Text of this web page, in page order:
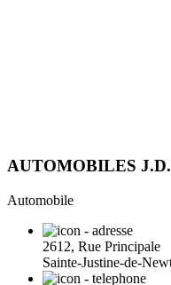
AUTOMOBILES
Automobile
2612, Rue Principale
Sainte-Justine-de-